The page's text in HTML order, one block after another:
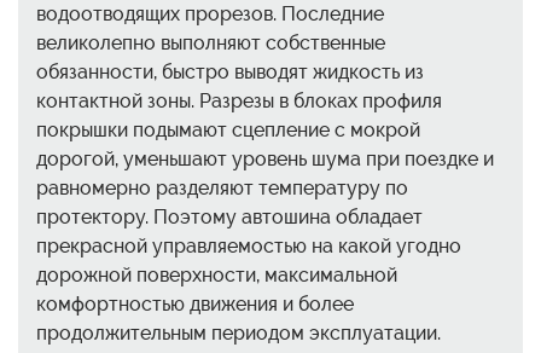
водоотводящих прорезов. Последние
великолепно выполняют собственные
обязанности, быстро выводят жидкость из
контактной зоны. Разрезы в блоках профиля
покрышки подымают сцепление с мокрой
дорогой, уменьшают уровень шума при поездке и
равномерно разделяют температуру по
протектору. Поэтому автошина обладает
прекрасной управляемостью на какой угодно
дорожной поверхности, максимальной
комфортностью движения и более
продолжительным периодом эксплуатации.